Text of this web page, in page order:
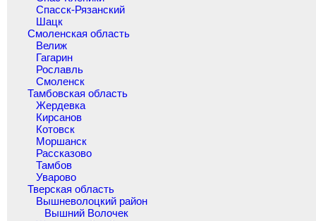
Спасск-Рязанский
Шацк
Смоленская область
Велиж
Гагарин
Рославль
Смоленск
Тамбовская область
Жердевка
Кирсанов
Котовск
Моршанск
Рассказово
Тамбов
Уварово
Тверская область
Вышневолоцкий район
Вышний Волочек